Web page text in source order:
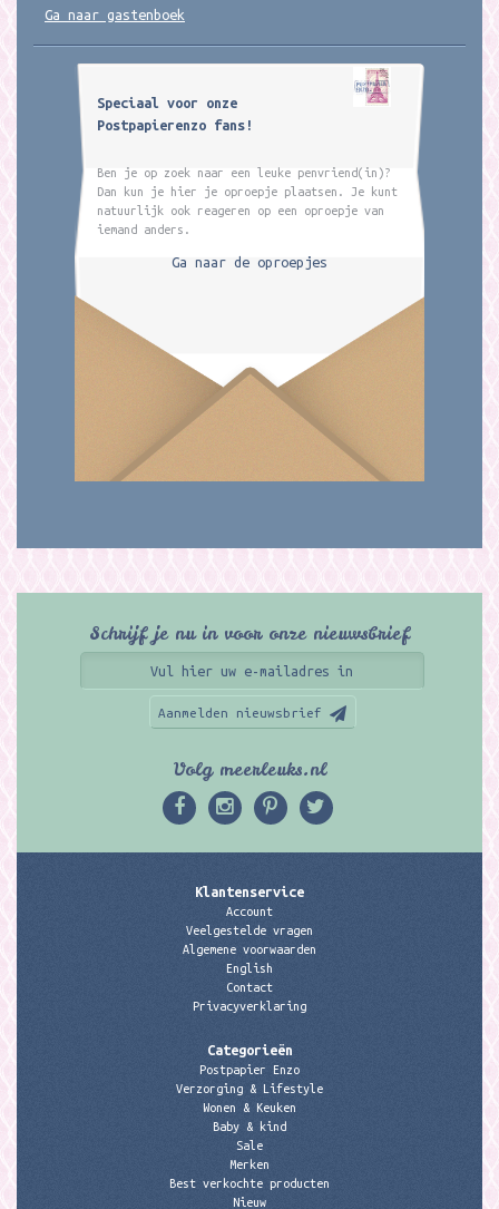
Ga naar gastenboek
Speciaal voor onze
Postpapierenzo fans!
Ben je op zoek naar een leuke penvriend(in)?
Dan kun je hier je oproepje plaatsen. Je kunt
natuurlijk ook reageren op een oproepje van
iemand anders.
Ga naar de oproepjes
Schrijf je nu in voor onze nieuwsbrief
Aanmelden nieuwsbrief
Volg meerleuks.nl
Klantenservice
Account
Veelgestelde vragen
Algemene voorwaarden
English
Contact
Privacyverklaring
Categorieën
Postpapier Enzo
Verzorging & Lifestyle
Wonen & Keuken
Baby & kind
Sale
Merken
Best verkochte producten
Nieuw